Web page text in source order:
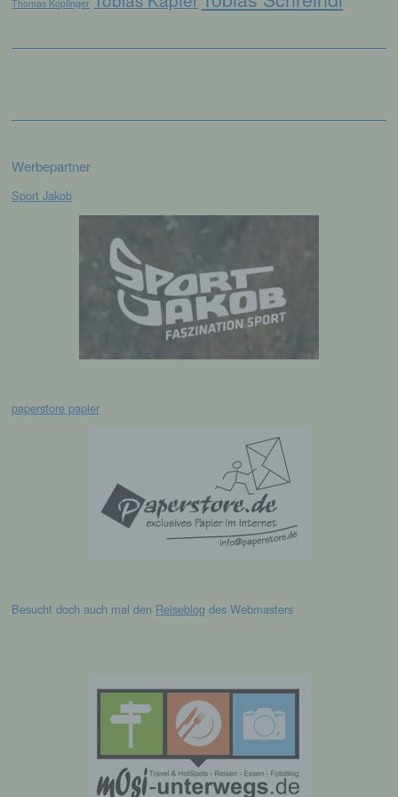
Thomas Kopfinger
Werbepartner
Sport Jakob
paperstore papier
Besucht doch auch mal den Reiseblog des Webmasters
Bereitstellung, den Abgleich oder die
künftige Verarbeitung einzuschränken.
e) Profiling
Profiling ist jede Art der automatisierten
Verarbeitung personenbezogener Daten, die
darin besteht, dass diese
die sich auf eine natürliche Person beziehen,
bezüglich Arbeitsleistung, wirtschaftlicher
Lage, Gesundheit, persönlicher Vorlieben,
Interessen, Zuverlässigkeit, Verhalten,
Aufenthaltsort oder Ortswechsel dieser
natürlichen Person zu analysieren oder
vorherzusagen.
Pseudonymisierung ist die Verarbeitung
betroffenen Person zugeordnet werden
können, sofern diese zusätzlichen
Informationen gesondert aufbewahrt werden
und technischen und organisatorischen
Maßnahmen unterliegen, die gewährleisten,
dass die personenbezogenen Daten nicht
einer identifizierten oder identifizierbaren